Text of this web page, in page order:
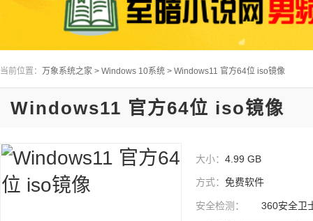
当前位置： 万象系统之家 > Windows 10系统 > Windows11 官方64位 iso镜像
Windows11 官方64位 iso镜像
大小： 4.99 GB
方式： 免费软件
安全检测： 360安全卫